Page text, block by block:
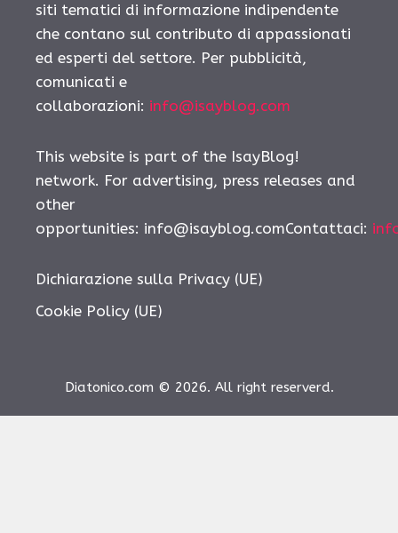
siti tematici di informazione indipendente
che contano sul contributo di appassionati
ed esperti del settore. Per pubblicità,
comunicati e
collaborazioni: info@isayblog.com
This website is part of the IsayBlog!
network. For advertising, press releases and
other
opportunities: info@isayblog.comContattaci:
Dichiarazione sulla Privacy (UE)
Cookie Policy (UE)
Diatonico.com © 2026. All right reserverd.